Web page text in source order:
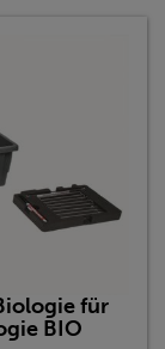
für
BIO